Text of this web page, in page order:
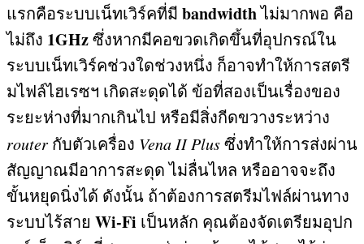
แรกคือระบบเน็ทเวิร์คที่มี bandwidthไม่มากพอ คือ
ไม่ถึง 1GHzซึ่งหากมีคอขวดเกิดขึ้นที่อุปกรณ์ใน
ระบบเน็ทเวิร์คช่วงใดช่วงหนึ่ง ก็อาจทำให้การสตรี
มไฟล์ไฮเรซฯ เกิดสะดุดได้ ข้อที่สองเป็นเรื่องของ
ระยะห่างที่มากเกินไป หรือมีสิ่งกีดขวางระหว่าง
router กับตัวเครื่อง Vena II Plusซึ่งทำให้การส่งผ่าน
สัญญาณมีอาการสะดุด ไม่ลื่นไหล หรืออาจจะถึง
ขั้นหยุดนิ่งได้ ดังนั้น ถ้าต้องการสตรีมไฟล์ผ่านทาง
ระบบไร้สาย Wi-Fi เป็นหลัก คุณต้องจัดเตรียมอุปก